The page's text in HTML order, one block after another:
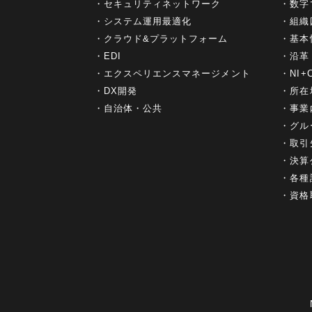
セキュリティネットワーク
システム運用最適化
クラウド&プラットフォーム
EDI
エクスペリエンスマネージメント
DX開発
自治体・公共
数字
組織
基本
沿革
所在
事業
グル
取引
決算
各種
資格